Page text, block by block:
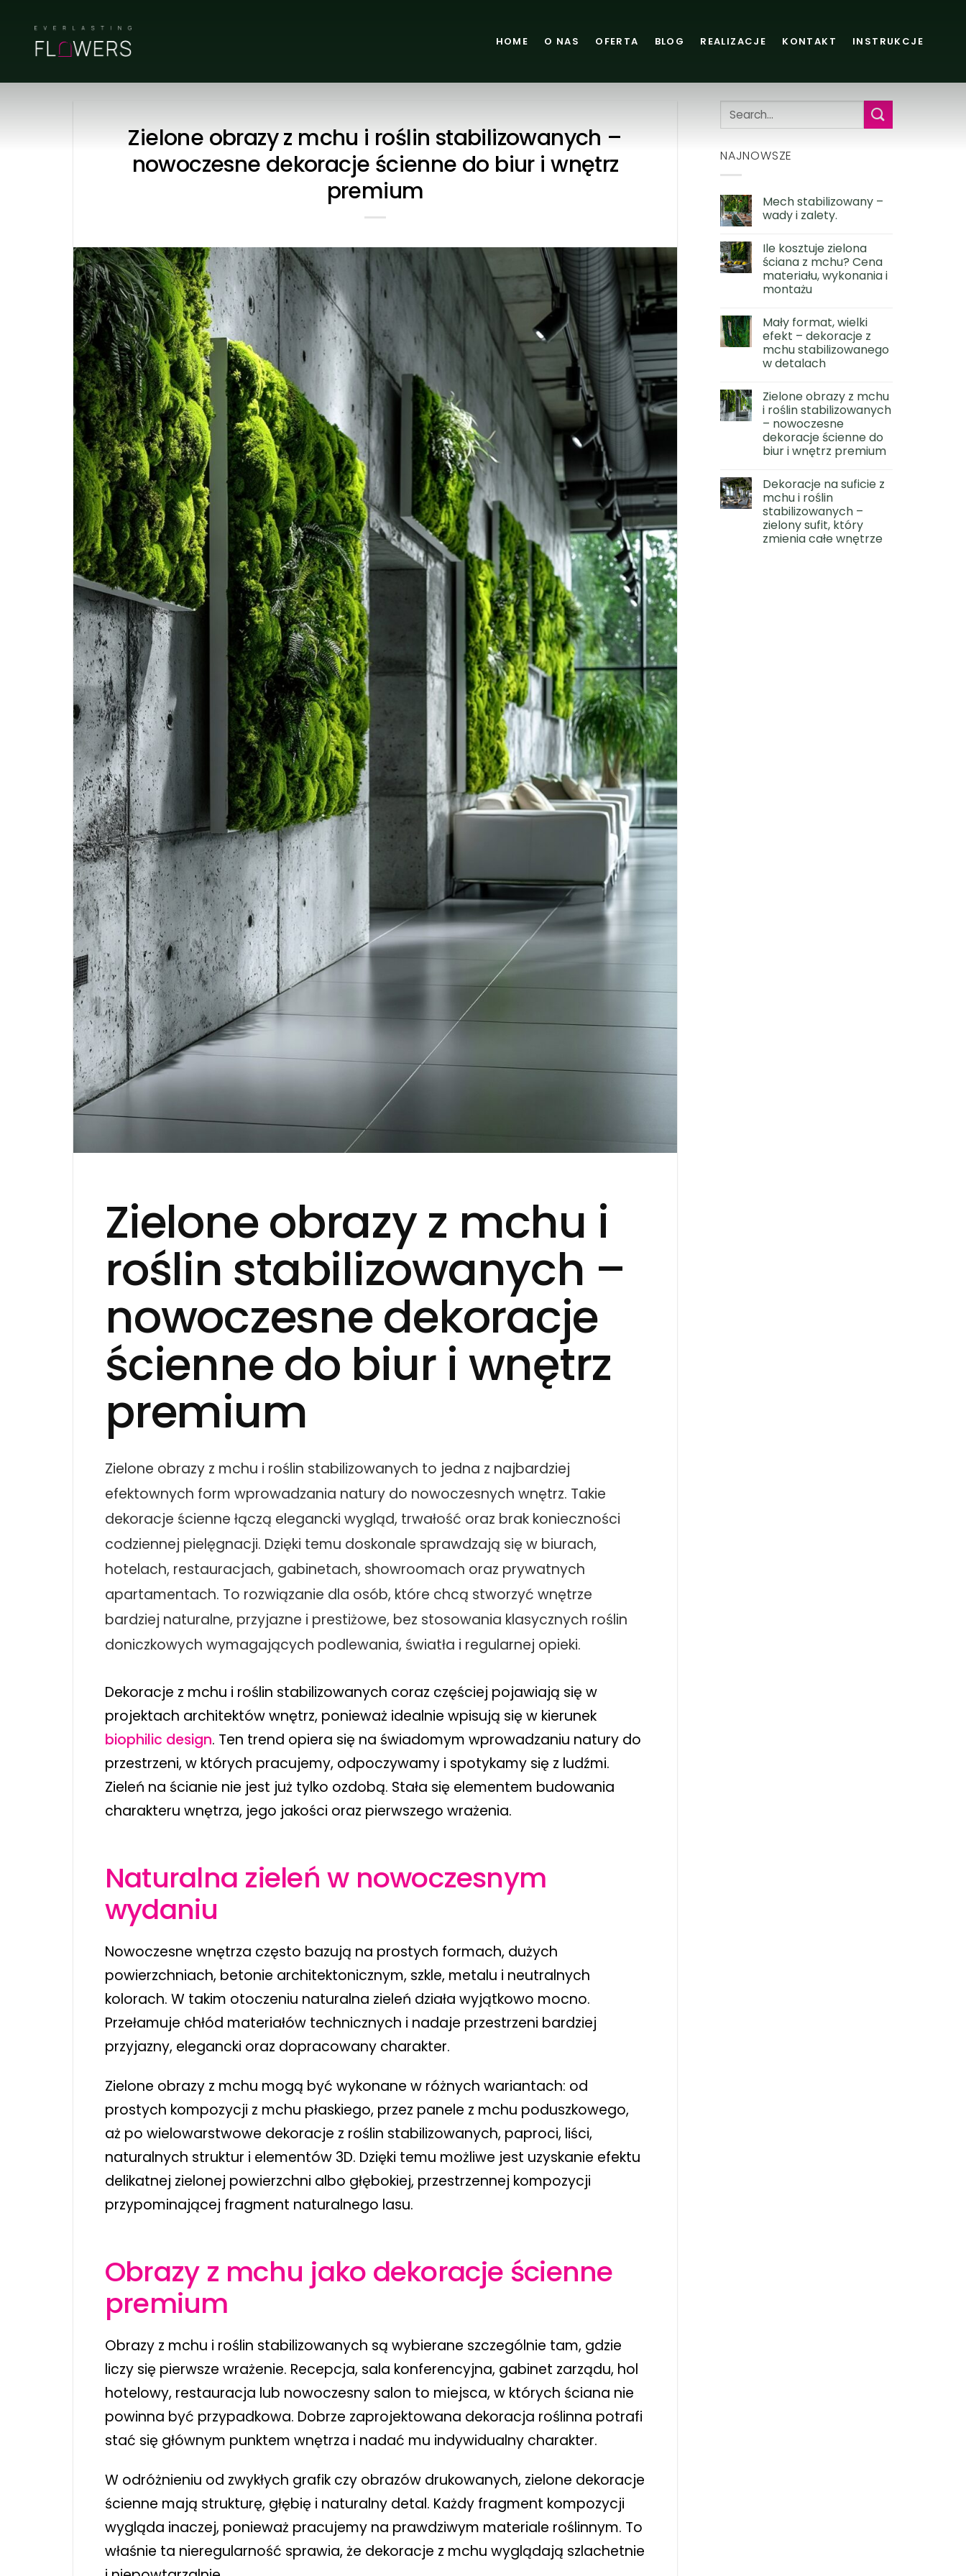
content
HOME O NAS OFERTA BLOG REALIZACJE KONTAKT INSTRUKCJE
Zielone obrazy z mchu i roślin stabilizowanych –
nowoczesne dekoracje ścienne do biur i wnętrz
premium
Zielone obrazy z mchu i
roślin stabilizowanych –
nowoczesne dekoracje
ścienne do biur i wnętrz
premium
Zielone obrazy z mchu i roślin stabilizowanych to jedna z najbardziej
efektownych form wprowadzania natury do nowoczesnych wnętrz. Takie
dekoracje ścienne łączą elegancki wygląd, trwałość oraz brak konieczności
codziennej pielęgnacji. Dzięki temu doskonale sprawdzają się w biurach,
hotelach, restauracjach, gabinetach, showroomach oraz prywatnych
apartamentach. To rozwiązanie dla osób, które chcą stworzyć wnętrze
bardziej naturalne, przyjazne i prestiżowe, bez stosowania klasycznych roślin
doniczkowych wymagających podlewania, światła i regularnej opieki.
Dekoracje z mchu i roślin stabilizowanych coraz częściej pojawiają się w
projektach architektów wnętrz, ponieważ idealnie wpisują się w kierunek
biophilic design. Ten trend opiera się na świadomym wprowadzaniu natury do
przestrzeni, w których pracujemy, odpoczywamy i spotykamy się z ludźmi.
Zieleń na ścianie nie jest już tylko ozdobą. Stała się elementem budowania
charakteru wnętrza, jego jakości oraz pierwszego wrażenia.
Naturalna zieleń w nowoczesnym
wydaniu
Nowoczesne wnętrza często bazują na prostych formach, dużych
powierzchniach, betonie architektonicznym, szkle, metalu i neutralnych
kolorach. W takim otoczeniu naturalna zieleń działa wyjątkowo mocno.
Przełamuje chłód materiałów technicznych i nadaje przestrzeni bardziej
przyjazny, elegancki oraz dopracowany charakter.
Zielone obrazy z mchu mogą być wykonane w różnych wariantach: od
prostych kompozycji z mchu płaskiego, przez panele z mchu poduszkowego,
aż po wielowarstwowe dekoracje z roślin stabilizowanych, paproci, liści,
naturalnych struktur i elementów 3D. Dzięki temu możliwe jest uzyskanie efektu
delikatnej zielonej powierzchni albo głębokiej, przestrzennej kompozycji
przypominającej fragment naturalnego lasu.
Obrazy z mchu jako dekoracje ścienne
premium
Obrazy z mchu i roślin stabilizowanych są wybierane szczególnie tam, gdzie
liczy się pierwsze wrażenie. Recepcja, sala konferencyjna, gabinet zarządu, hol
hotelowy, restauracja lub nowoczesny salon to miejsca, w których ściana nie
powinna być przypadkowa. Dobrze zaprojektowana dekoracja roślinna potrafi
stać się głównym punktem wnętrza i nadać mu indywidualny charakter.
W odróżnieniu od zwykłych grafik czy obrazów drukowanych, zielone dekoracje
ścienne mają strukturę, głębię i naturalny detal. Każdy fragment kompozycji
wygląda inaczej, ponieważ pracujemy na prawdziwym materiale roślinnym. To
właśnie ta nieregularność sprawia, że dekoracje z mchu wyglądają szlachetnie
NAJNOWSZE
Mech stabilizowany –
wady i zalety.
Ile kosztuje zielona
ściana z mchu? Cena
materiału, wykonania i
montażu
Mały format, wielki
efekt – dekoracje z
mchu stabilizowanego
w detalach
Zielone obrazy z mchu
i roślin stabilizowanych
– nowoczesne
dekoracje ścienne do
biur i wnętrz premium
Dekoracje na suficie z
mchu i roślin
stabilizowanych –
zielony sufit, który
zmienia całe wnętrze